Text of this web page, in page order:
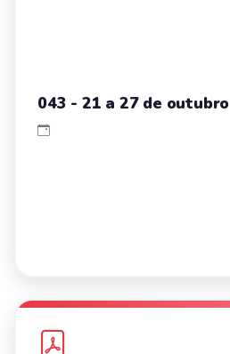
043 - 21 a 27 de outubro